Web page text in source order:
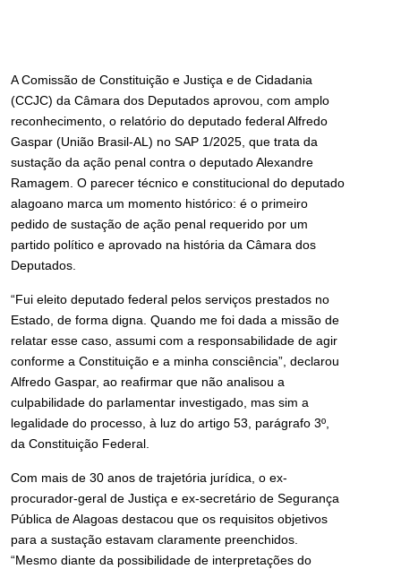
A Comissão de Constituição e Justiça e de Cidadania
(CCJC) da Câmara dos Deputados aprovou, com amplo
reconhecimento, o relatório do deputado federal Alfredo
Gaspar (União Brasil-AL) no SAP 1/2025, que trata da
sustação da ação penal contra o deputado Alexandre
Ramagem. O parecer técnico e constitucional do deputado
alagoano marca um momento histórico: é o primeiro
pedido de sustação de ação penal requerido por um
partido político e aprovado na história da Câmara dos
Deputados.
“Fui eleito deputado federal pelos serviços prestados no
Estado, de forma digna. Quando me foi dada a missão de
relatar esse caso, assumi com a responsabilidade de agir
conforme a Constituição e a minha consciência”, declarou
Alfredo Gaspar, ao reafirmar que não analisou a
culpabilidade do parlamentar investigado, mas sim a
legalidade do processo, à luz do artigo 53, parágrafo 3º,
da Constituição Federal.
Com mais de 30 anos de trajetória jurídica, o ex-
procurador-geral de Justiça e ex-secretário de Segurança
Pública de Alagoas destacou que os requisitos objetivos
para a sustação estavam claramente preenchidos.
“Mesmo diante da possibilidade de interpretações do